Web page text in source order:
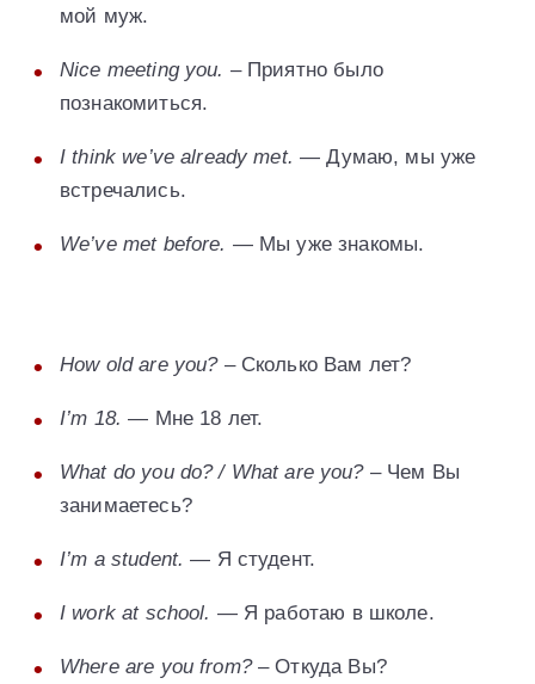
мой муж.
Nice meeting you. – Приятно было
познакомиться.
I think we’ve already met. — Думаю, мы уже
встречались.
We’ve met before. — Мы уже знакомы.
How old are you?– Сколько Вам лет?
I’m 18. — Мне 18 лет.
What do you do? / What are you?– Чем Вы
занимаетесь?
I’m a student. — Я студент.
I work at school. — Я работаю в школе.
Where are you from?– Откуда Вы?